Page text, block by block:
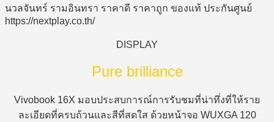
DISPLAY
Pure brilliance
Vivobook 16X มอบประสบการณ์การรับชมที่น่าทึ่งที่ให้ราย
ละเอียดที่ครบถ้วนและสีที่สดใส ด้วยหน้าจอ WUXGA 120